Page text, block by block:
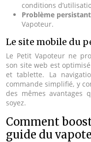
conditions
Problème
Vapoteur.
Le site mobile du
Le Petit Vapoteur ne
son site web est
et tablette. La
commande simplifié, y
des mêmes avantages
soyez.
Comment
guide du